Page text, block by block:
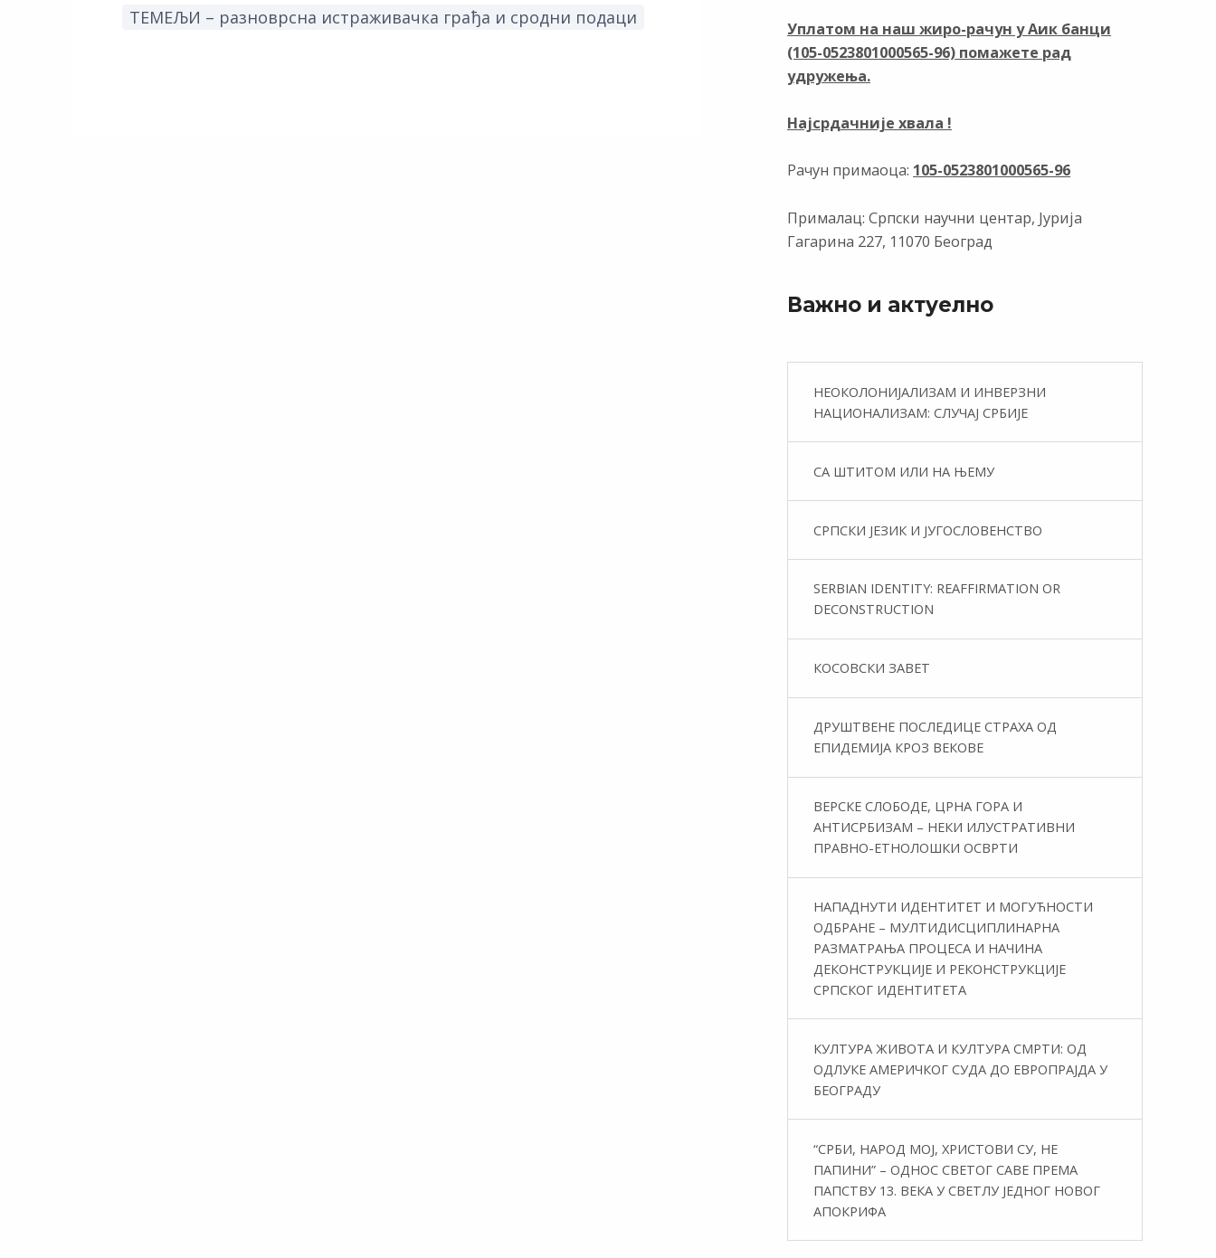
ТЕМЕЉИ – разноврсна истраживачка грађа и сродни подаци
o
k
m n p
p
Уплатом на наш жиро-рачун у Аик банци
(105-0523801000565-96) помажете рад
удружења.
Најсрдачније хвала !
Рачун примаоца: 105-0523801000565-96
Прималац: Српски научни центар, Јурија
Гагарина 227, 11070 Београд
Важно и актуелно
НЕОКОЛОНИЈАЛИЗАМ И ИНВЕРЗНИ
НАЦИОНАЛИЗАМ: СЛУЧАЈ СРБИЈЕ
СА ШТИТОМ ИЛИ НА ЊЕМУ
СРПСКИ ЈЕЗИК И ЈУГОСЛОВЕНСТВО
SERBIAN IDENTITY: REAFFIRMATION OR
DECONSTRUCTION
КОСОВСКИ ЗАВЕТ
ДРУШТВЕНЕ ПОСЛЕДИЦЕ СТРАХА ОД
ЕПИДЕМИЈА КРОЗ ВЕКОВЕ
ВЕРСКЕ СЛОБОДЕ, ЦРНА ГОРА И
АНТИСРБИЗАМ – НЕКИ ИЛУСТРАТИВНИ
ПРАВНО-ЕТНОЛОШКИ ОСВРТИ
НАПАДНУТИ ИДЕНТИТЕТ И МОГУЋНОСТИ
ОДБРАНЕ – МУЛТИДИСЦИПЛИНАРНА
РАЗМАТРАЊА ПРОЦЕСА И НАЧИНА
ДЕКОНСТРУКЦИЈЕ И РЕКОНСТРУКЦИЈЕ
СРПСКОГ ИДЕНТИТЕТА
КУЛТУРА ЖИВОТА И КУЛТУРА СМРТИ: ОД
ОДЛУКЕ АМЕРИЧКОГ СУДА ДО ЕВРОПРАЈДА У
БЕОГРАДУ
“СРБИ, НАРОД МОЈ, ХРИСТОВИ СУ, НЕ
ПАПИНИ” – ОДНОС СВЕТОГ САВЕ ПРЕМА
ПАПСТВУ 13. ВЕКА У СВЕТЛУ ЈЕДНОГ НОВОГ
АПОКРИФА